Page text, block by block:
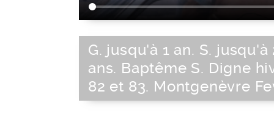
G. jusqu'à 1 an. S. jusqu'à
ans. Baptême S. Digne
82 et 83. Montgenèvre